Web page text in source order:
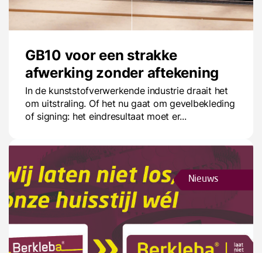
GB10 voor een strakke
afwerking zonder aftekening
In de kunststofverwerkende industrie draait het
om uitstraling. Of het nu gaat om gevelbekleding
of signing: het eindresultaat moet er...
Nieuws